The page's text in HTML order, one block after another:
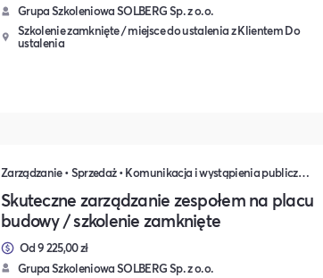
Grupa Szkoleniowa SOLBERG Sp. z o.o.
Szkolenie zamknięte / miejsce do ustalenia z Klientem Do
ustalenia
Zarządzanie • Sprzedaż • Komunikacja i wystąpienia publiczne • Rozwój osobisty • Turystyka i podróże • Wydarzenia zamknięte • Marketing • Biznes i Przedsiędsiębiorczość • Nauka i Edukacja • Polityka i Gospodarka • Dieta, Odżywianie i Degustacje • IT i Nowe technologie
Skuteczne zarządzanie zespołem na placu
budowy / szkolenie zamknięte
Od 9 225,00 zł
Grupa Szkoleniowa SOLBERG Sp. z o.o.